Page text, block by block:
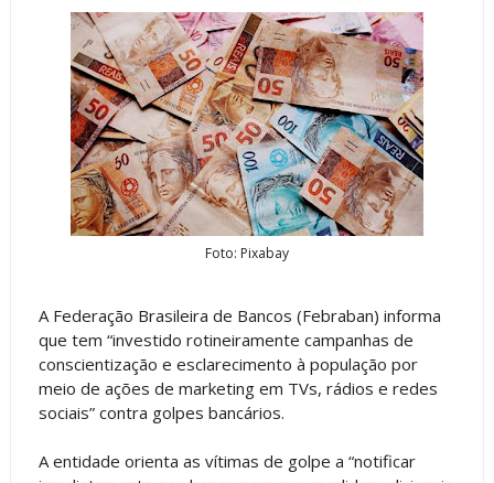
Foto: Pixabay
A Federação Brasileira de Bancos (Febraban) informa
que tem “investido rotineiramente campanhas de
conscientização e esclarecimento à população por
meio de ações de marketing em TVs, rádios e redes
sociais” contra golpes bancários.
A entidade orienta as vítimas de golpe a “notificar